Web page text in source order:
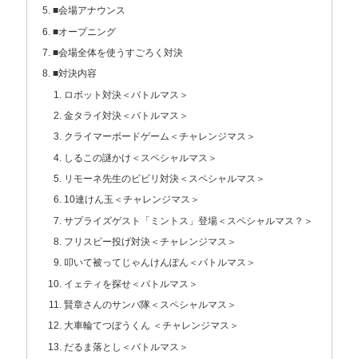
■会場アナウンス
■オープニング
■会場全体を使うすごろく対決
■対決内容
ロボット対決＜バトルマス＞
金タライ対決＜バトルマス＞
クライマーボードゲーム＜チャレンジマス＞
しるこの謎かけ＜スペシャルマス＞
リモーネ先生のビビリ対決＜スペシャルマス＞
10連けん玉＜チャレンジマス＞
サプライズゲスト「ミントス」登場＜スペシャルマス？＞
フリスビー投げ対決＜チャレンジマス＞
叩いて被ってじゃんけんぽん＜バトルマス＞
イェティを探せ＜バトルマス＞
賢章さんのサンバ隊＜スペシャルマス＞
大車輪てつぼうくん ＜チャレンジマス＞
だるま落とし＜バトルマス＞